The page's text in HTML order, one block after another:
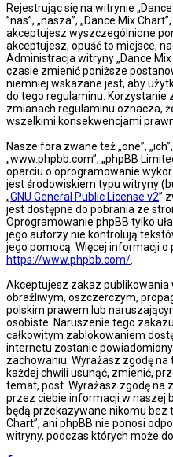
Rejestrując się na witrynie
”nas”, „nasza”, „Dance Mix
akceptujesz wyszczególnione
akceptujesz, opuść to miejsce,
Administracja witryny „Dance
czasie zmienić poniższe
niemniej wskazane jest, aby
do tego regulaminu. Korzystanie
zmianach regulaminu oznacza,
wszelkimi konsekwencjami
Nasze fora zwane też „one”,
„www.phpbb.com”, „phpBB
oparciu o oprogramowanie
jest środowiskiem typu witryny
„GNU General Public License v2”
jest dostępne do pobrania ze
Oprogramowanie phpBB tylko
jego autorzy nie kontrolują
jego pomocą. Więcej informacji
https://www.phpbb.com/
Akceptujesz zakaz
obraźliwym, oszczerczym,
polskim prawem lub
osobiste. Naruszenie tego
całkowitym zablokowaniem
internetu zostanie
zachowaniu. Wyrażasz zgodę na
każdej chwili usunąć, zmienić,
temat, post. Wyrażasz zgodę na
przez ciebie informacji w naszej
będą przekazywane nikomu bez
Chart”, ani phpBB nie ponosi
witryny, podczas których może